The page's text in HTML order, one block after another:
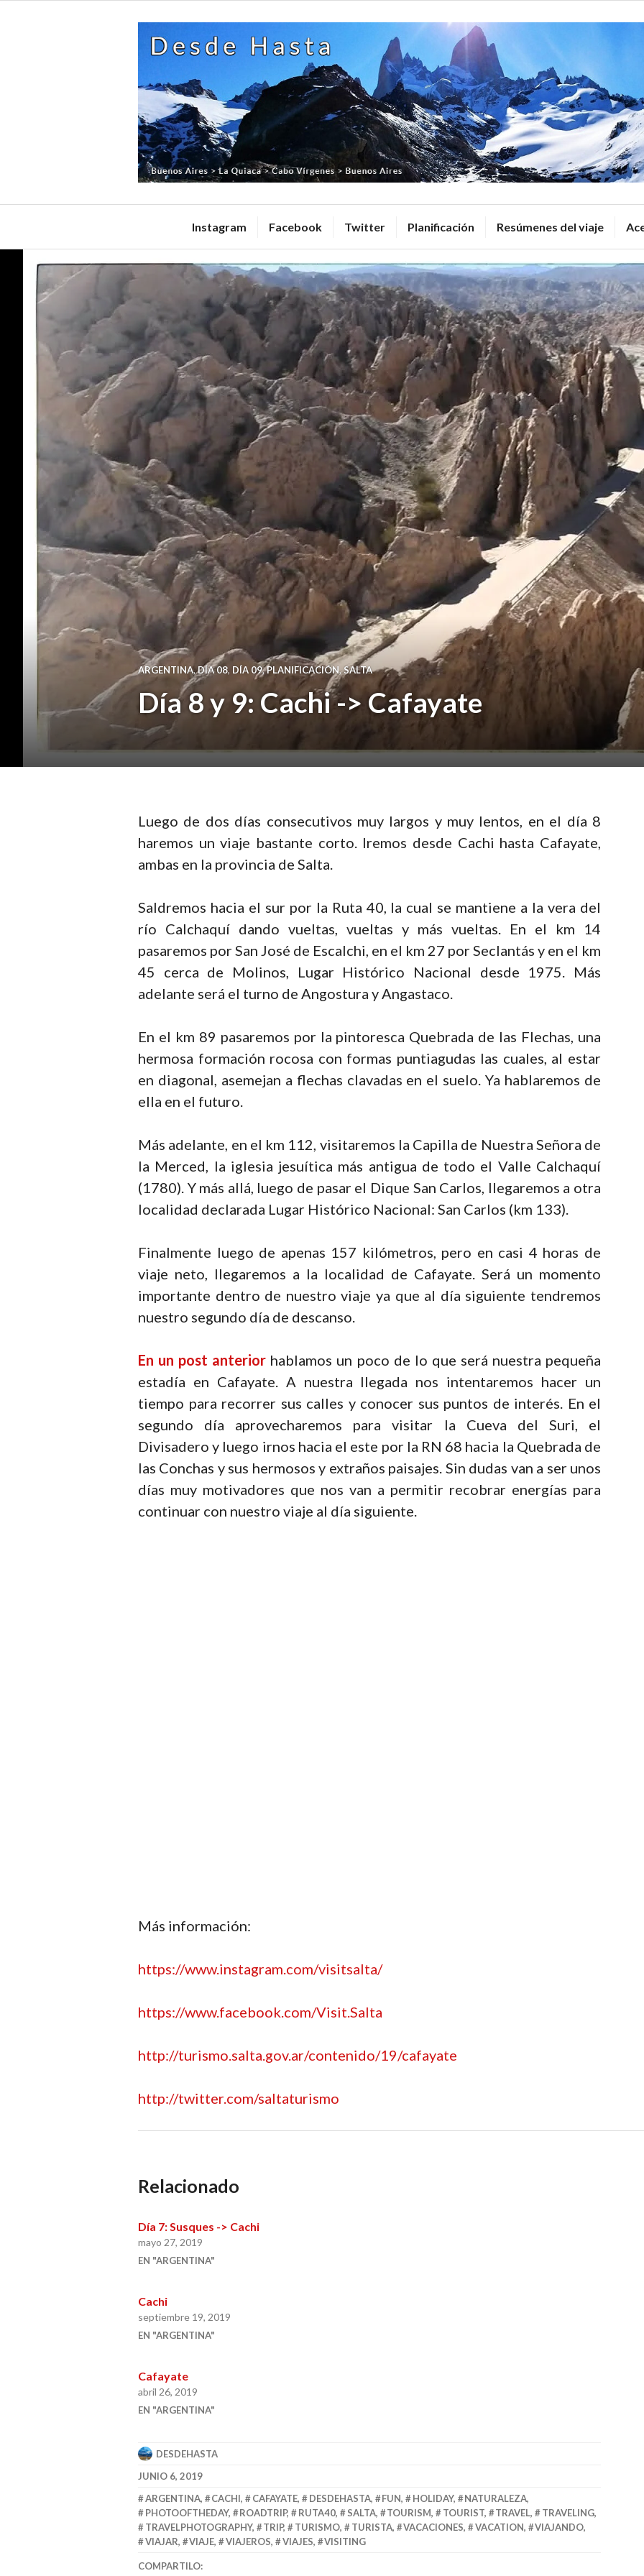
Instagram Facebook Twitter Planificación Resúmenes del viaje
ARGENTINA,DÍA 08, DÍA 09,PLANIFICACIÓN,SALTA
Día 8 y 9: Cachi -> Cafayate
Luego de dos días consecutivos muy largos y muy lentos, en el día 8
haremos un viaje bastante corto. Iremos desde Cachi hasta Cafayate,
ambas en la provincia de Salta.
Saldremos hacia el sur por la Ruta 40, la cual se mantiene a la vera del
río Calchaquí dando vueltas, vueltas y más vueltas. En el km 14
pasaremos por San José de Escalchi, en el km 27 por Seclantás y en el km
45 cerca de Molinos, Lugar Histórico Nacional desde 1975. Más
adelante será el turno de Angostura y Angastaco.
En el km 89 pasaremos por la pintoresca Quebrada de las Flechas, una
hermosa formación rocosa con formas puntiagudas las cuales, al estar
en diagonal, asemejan a flechas clavadas en el suelo. Ya hablaremos de
ella en el futuro.
Más adelante, en el km 112, visitaremos la Capilla de Nuestra Señora de
la Merced, la iglesia jesuítica más antigua de todo el Valle Calchaquí
(1780). Y más allá, luego de pasar el Dique San Carlos, llegaremos a otra
localidad declarada Lugar Histórico Nacional: San Carlos (km 133).
Finalmente luego de apenas 157 kilómetros, pero en casi 4 horas de
viaje neto, llegaremos a la localidad de Cafayate. Será un momento
importante dentro de nuestro viaje ya que al día siguiente tendremos
nuestro segundo día de descanso.
En un post anterior hablamos un poco de lo que será nuestra pequeña
estadía en Cafayate. A nuestra llegada nos intentaremos hacer un
tiempo para recorrer sus calles y conocer sus puntos de interés. En el
segundo día aprovecharemos para visitar la Cueva del Suri, el
Divisadero y luego irnos hacia el este por la RN 68 hacia la Quebrada de
las Conchas y sus hermosos y extraños paisajes. Sin dudas van a ser unos
días muy motivadores que nos van a permitir recobrar energías para
continuar con nuestro viaje al día siguiente.
Más información:
https://www.instagram.com/visitsalta/
https://www.facebook.com/Visit.Salta
http://turismo.salta.gov.ar/contenido/19/cafayate
http://twitter.com/saltaturismo
Relacionado
Día 7: Susques -> Cachi
mayo 27, 2019
EN "ARGENTINA"
Cachi
septiembre 19, 2019
EN "ARGENTINA"
Cafayate
abril 26, 2019
EN "ARGENTINA"
DESDEHASTA
JUNIO 6, 2019
ARGENTINA, CACHI, CAFAYATE, DESDEHASTA, FUN, HOLIDAY, NATURALEZA,
PHOTOOFTHEDAY, ROADTRIP, RUTA40, SALTA, TOURISM, TOURIST, TRAVEL, TRAVELING,
TRAVELPHOTOGRAPHY, TRIP, TURISMO, TURISTA, VACACIONES, VACATION, VIAJANDO,
VIAJAR, VIAJE, VIAJEROS, VIAJES, VISITING
COMPARTILO: